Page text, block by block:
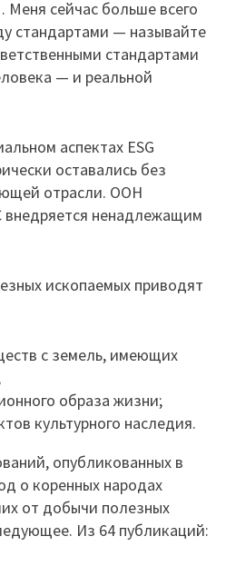
сейчас больше всего
стандартами — называйте
стандартами
— и реальной
аспектах ESG
оставались без
отрасли. ООН
внедряется ненадлежащим
ископаемых приводят
с земель, имеющих
образа жизни;
культурного наследия.
опубликованных в
о коренных народах
от добычи полезных
Из 64 публикаций: